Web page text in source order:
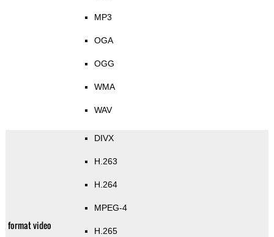
MP3
OGA
OGG
WMA
WAV
format video
DIVX
H.263
H.264
MPEG-4
H.265